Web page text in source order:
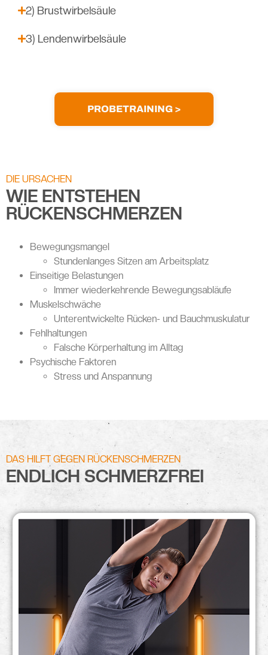
2) Brustwirbelsäule
3) Lendenwirbelsäule
PROBETRAINING >
DIE URSACHEN
WIE ENTSTEHEN
RÜCKENSCHMERZEN
Bewegungsmangel
Stundenlanges Sitzen am Arbeitsplatz
Einseitige Belastungen
Immer wiederkehrende Bewegungsabläufe
Muskelschwäche
Unterentwickelte Rücken- und Bauchmuskulatur
Fehlhaltungen
Falsche Körperhaltung im Alltag
Psychische Faktoren
Stress und Anspannung
DAS HILFT GEGEN RÜCKENSCHMERZEN
ENDLICH SCHMERZFREI